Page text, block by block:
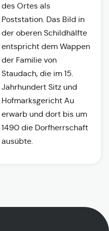
des Ortes als
Poststation. Das Bild in
der oberen Schildhälfte
entspricht dem Wappen
der Familie von
Staudach, die im 15.
Jahrhundert Sitz und
Hofmarksgericht Au
erwarb und dort bis um
1490 die Dorfherrschaft
ausübte.